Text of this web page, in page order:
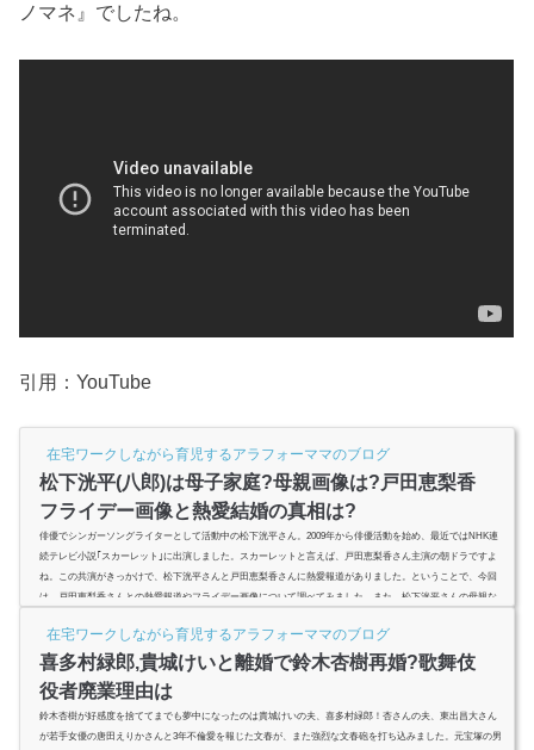
ノマネ』でしたね。
引用：YouTube
在宅ワークしながら育児するアラフォーママのブログ
松下洸平(八郎)は母子家庭?母親画像は?戸田恵梨香
フライデー画像と熱愛結婚の真相は?
俳優でシンガーソングライターとして活動中の松下洸平さん。2009年から俳優活動を始め、最近ではNHK連
続テレビ小説｢スカーレット｣に出演しました。スカーレットと言えば、戸田恵梨香さん主演の朝ドラですよ
ね。この共演がきっかけで、松下洸平さんと戸田恵梨香さんに熱愛報道がありました。ということで、今回
は、戸田恵梨香さんとの熱愛報道やフライデー画像について調べてみました。また、松下洸平さんの母親な
在宅ワークしながら育児するアラフォーママのブログ
喜多村緑郎,貴城けいと離婚で鈴木杏樹再婚?歌舞伎
役者廃業理由は
鈴木杏樹が好感度を捨ててまでも夢中になったのは貴城けいの夫、喜多村緑郎！杏さんの夫、東出昌大さん
が若手女優の唐田えりかさんと3年不倫愛を報じた文春が、また強烈な文春砲を打ち込みました。元宝塚の男